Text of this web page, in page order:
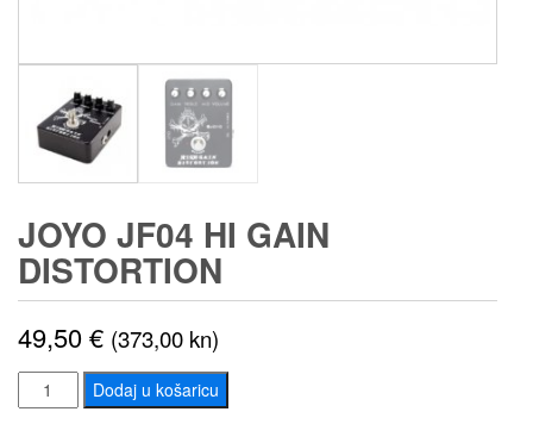
JOYO JF04 HI GAIN
DISTORTION
49,50€ (373,00 kn)
JOYO
JF04
Dodaj u košaricu